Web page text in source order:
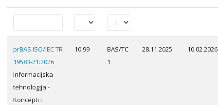
prBAS ISO/IEC TR
19583-21:2026
Informacijska
tehnologija -
Koncepti i
10.99
BAS/TC
1
28.11.2025 10.02.2026